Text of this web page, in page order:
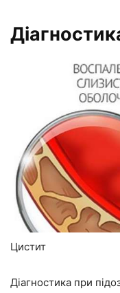
Цистит
Діагностика при